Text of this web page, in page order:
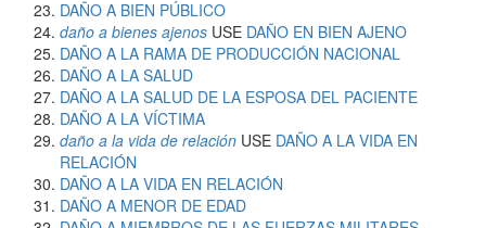
DAÑO A BIEN PÚBLICO
daño a bienes ajenos USE DAÑO EN BIEN AJENO
DAÑO A LA RAMA DE PRODUCCIÓN NACIONAL
DAÑO A LA SALUD
DAÑO A LA SALUD DE LA ESPOSA DEL PACIENTE
DAÑO A LA VÍCTIMA
daño a la vida de relación USE DAÑO A LA VIDA EN
RELACIÓN
DAÑO A LA VIDA EN RELACIÓN
DAÑO A MENOR DE EDAD